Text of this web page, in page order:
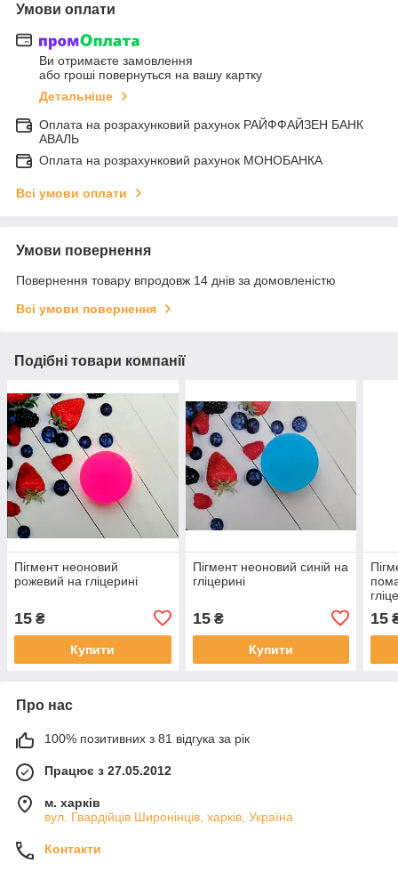
Умови оплати
Ви отримаєте замовлення
або гроші повернуться на вашу картку
Детальніше
Оплата на розрахунковий рахунок РАЙФФАЙЗЕН БАНК
АВАЛЬ
Оплата на розрахунковий рахунок МОНОБАНКА
Всі умови оплати
Умови повернення
Повернення товару впродовж 14 днів за домовленістю
Всі умови повернення
Подібні товари компанії
Пігмент неоновий
рожевий на гліцерині
15 ₴
Купити
Пігмент неоновий синій на
гліцерині
15₴
Купити
15
Про нас
100% позитивних з 81 відгука за рік
Працює з 27.05.2012
м. харків
вул. Гвардійців Широнінців, харків, Україна
Контакти